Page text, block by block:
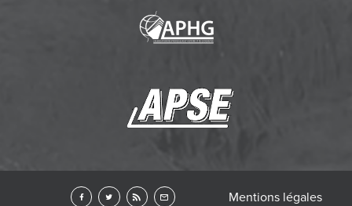
Mentions légales